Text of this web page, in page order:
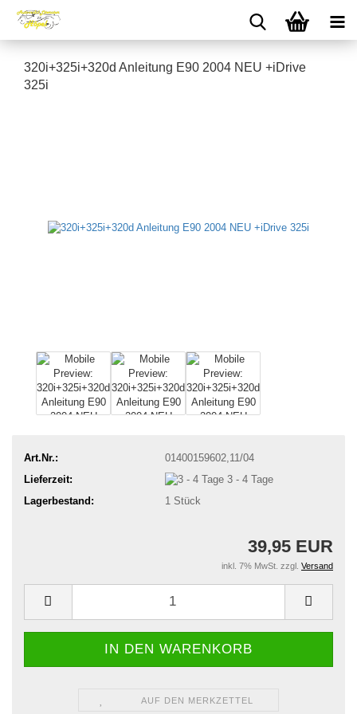
320i+325i+320d Anleitung E90 2004 NEU +iDrive
325i
Art.Nr.:
01400159602,11/04
Lieferzeit:
3 - 4 Tage
Lagerbestand:
1 Stück
39,95 EUR
inkl. 7% MwSt. zzgl. Versand
AUF DEN MERKZETTEL